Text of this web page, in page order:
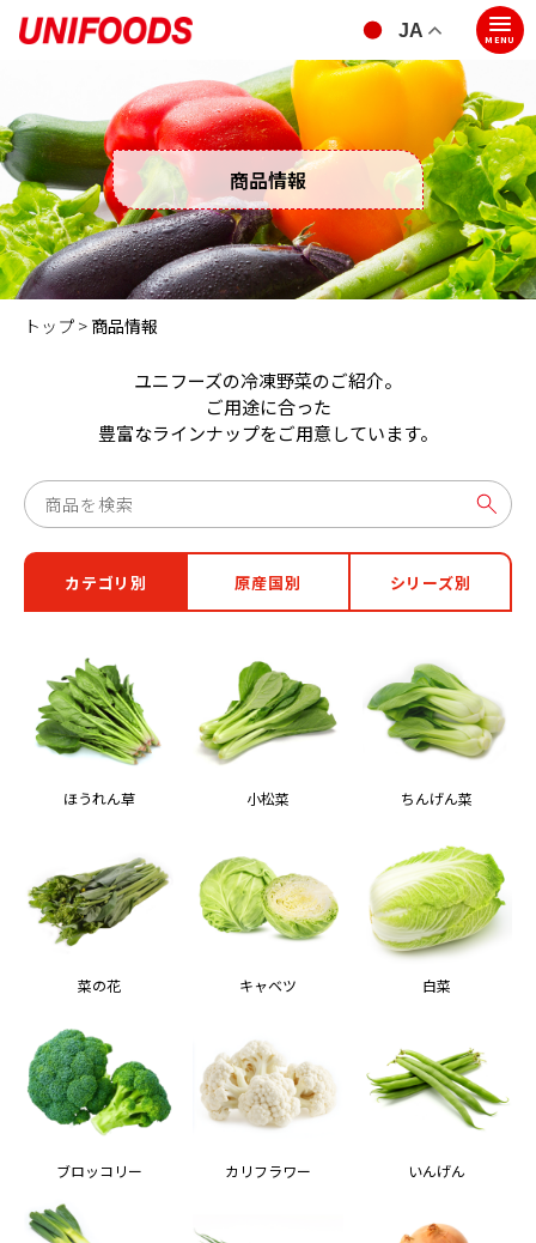
MENU
商品情報
トップ > 商品情報
ユニフーズの冷凍野菜のご紹介。
ご用途に合った
豊富なラインナップをご用意しています。
カテゴリ別 原産国別 シリーズ別
ほうれん草 小松菜 ちんげん菜
菜の花 キャベツ 白菜
ブロッコリー カリフラワー いんげん
JA